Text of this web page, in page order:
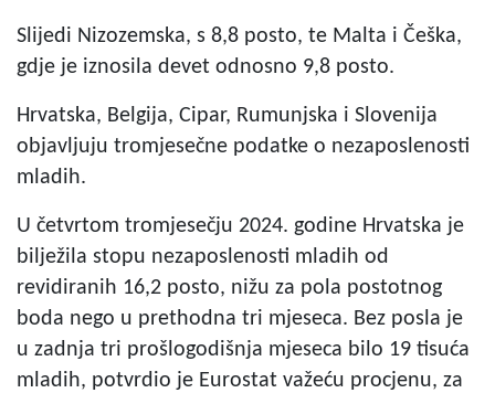
Slijedi Nizozemska, s 8,8 posto, te Malta i Češka,
gdje je iznosila devet odnosno 9,8 posto.
Hrvatska, Belgija, Cipar, Rumunjska i Slovenija
objavljuju tromjesečne podatke o nezaposlenosti
mladih.
U četvrtom tromjesečju 2024. godine Hrvatska je
bilježila stopu nezaposlenosti mladih od
revidiranih 16,2 posto, nižu za pola postotnog
boda nego u prethodna tri mjeseca. Bez posla je
u zadnja tri prošlogodišnja mjeseca bilo 19 tisuća
mladih, potvrdio je Eurostat važeću procjenu, za